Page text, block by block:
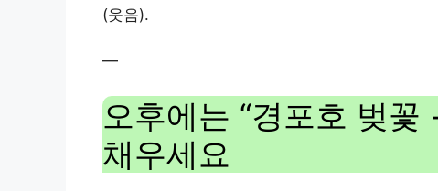
(웃음).
—
오후에는 “경포호 벚꽃
채우세요